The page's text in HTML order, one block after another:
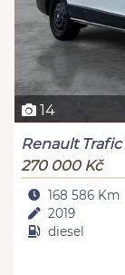
14
Renault Trafic
270 000 Kč
168 586 Km
2019
diesel